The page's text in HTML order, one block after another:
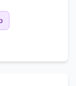
marmi, graniti,
semipreziose.
prestigio a
in grado di
più pregiate
genere e, in